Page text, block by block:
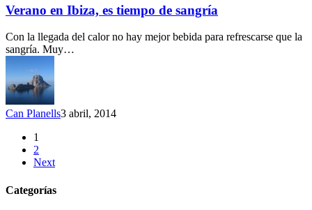
Ibiza,
es
tiempo
de
sangría
Verano en Ibiza, es tiempo de sangría
Con la llegada del calor no hay mejor bebida para refrescarse que la
sangría. Muy…
Can Planells3 abril, 2014
1
2
Next
Categorías